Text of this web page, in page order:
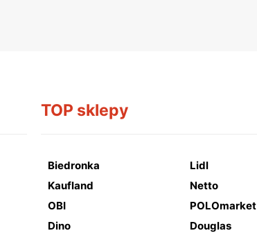
TOP sklepy
Biedronka Lidl
Kaufland
Netto
OBI
POLOmarket
Dino
Douglas